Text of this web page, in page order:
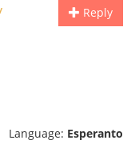
Reply
Language: Esperanto